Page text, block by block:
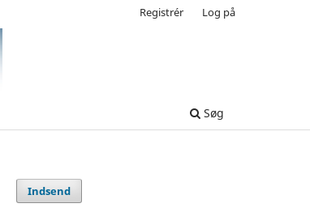
Søg
Registrér Log på
Indsend